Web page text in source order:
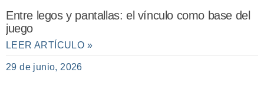
Entre legos y pantallas: el vínculo como base del
juego
LEER ARTÍCULO »
29 de junio, 2026